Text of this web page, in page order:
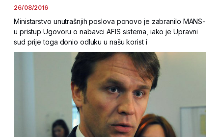
26/08/2016
Ministarstvo unutrašnjih poslova ponovo je zabranilo MANS-
u pristup Ugovoru o nabavci AFIS sistema, iako je Upravni
sud prije toga donio odluku u našu korist i